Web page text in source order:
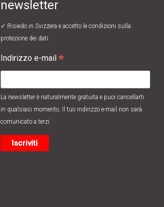
newsletter
✓ Risiedo in Svizzera e accetto le condizioni sulla
protezione dei dati.
Indirizzo e-mail *
La newsletter è naturalmente gratuita e puoi cancellarti
in qualsiasi momento. Il tuo indirizzo e-mail non sarà
comunicato a terzi.